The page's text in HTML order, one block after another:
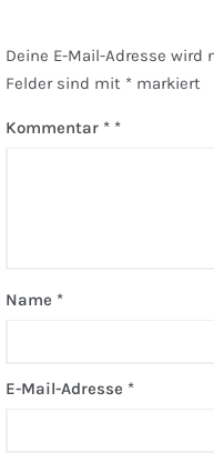
Deine E-Mail-Adresse
Felder sind mit * markiert
Kommentar *
Name *
E-Mail-Adresse *